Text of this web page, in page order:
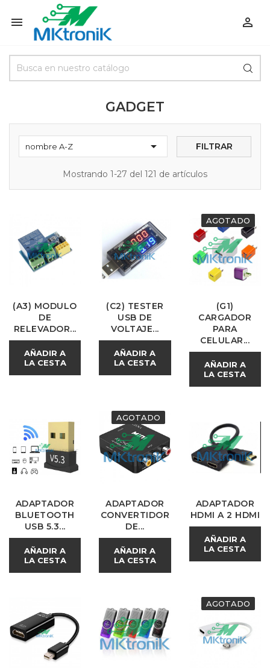
 
GADGET
nombre A-Z  FILTRAR
Mostrando 1-27 del 121 de artículos
(A3) MODULO
DE
RELEVADOR...
AÑADIR A
LA CESTA
(C2) TESTER
USB DE
VOLTAJE...
AÑADIR A
LA CESTA
AGOTADO
(G1)
CARGADOR
PARA
CELULAR...
AÑADIR A
LA CESTA
ADAPTADOR
BLUETOOTH
USB 5.3...
AÑADIR A
LA CESTA
AGOTADO
ADAPTADOR
CONVERTIDOR
DE...
AÑADIR A
LA CESTA
ADAPTADOR
HDMI A 2 HDMI
AÑADIR A
LA CESTA
AGOTADO